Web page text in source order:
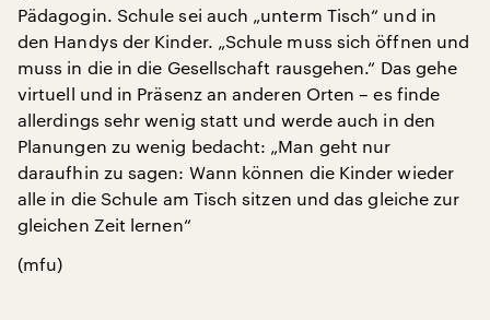
Pädagogin. Schule sei auch „unterm Tisch“ und in
den Handys der Kinder. „Schule muss sich öffnen und
muss in die in die Gesellschaft rausgehen.“ Das gehe
virtuell und in Präsenz an anderen Orten – es finde
allerdings sehr wenig statt und werde auch in den
Planungen zu wenig bedacht: „Man geht nur
daraufhin zu sagen: Wann können die Kinder wieder
alle in die Schule am Tisch sitzen und das gleiche zur
gleichen Zeit lernen“
(mfu)